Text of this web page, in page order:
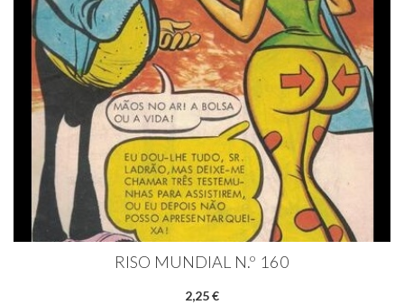
RISO MUNDIAL N.º 160
2,25 €